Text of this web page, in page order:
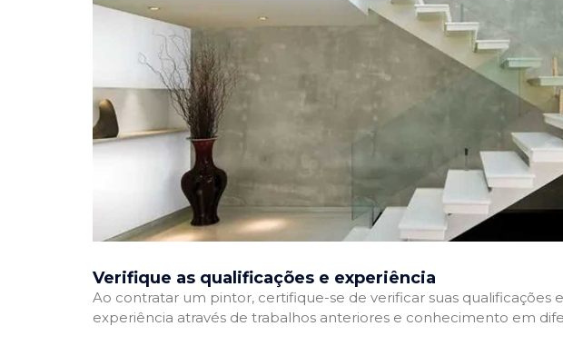
Verifique as qualificações e experiência
Ao contratar um pintor, certifique-se de verificar suas
experiência através de trabalhos anteriores e conhecimento em